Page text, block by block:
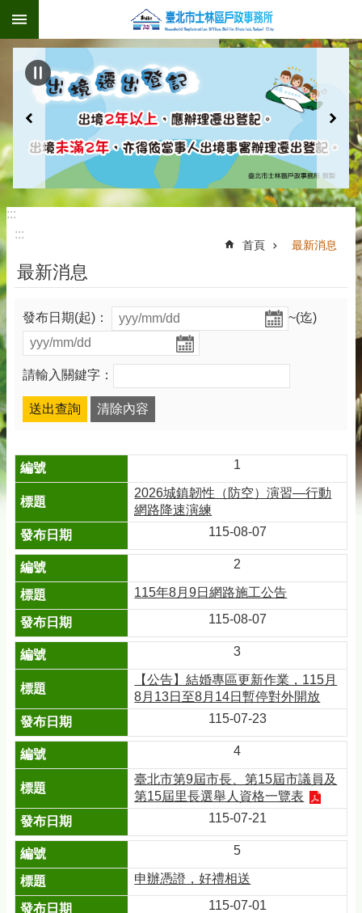
跳到主要內容區塊
:::
:::
首頁 最新消息
最新消息
發布日期(起)： ~(迄)
請輸入關鍵字：
1
2026城鎮韌性（防空）演習—行動
網路降速演練
115-08-07
2
115年8月9日網路施工公告
115-08-07
3
【公告】結婚專區更新作業，115月
8月13日至8月14日暫停對外開放
115-07-23
4
臺北市第9屆市長、第15屆市議員及
第15屆里長選舉人資格一覽表
115-07-21
5
申辦憑證，好禮相送
115-07-01